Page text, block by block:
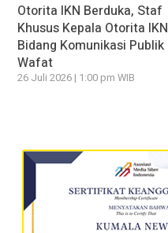
Otorita IKN Berduka, Staf
Khusus Kepala Otorita IKN
Bidang Komunikasi Publik
Wafat
26 Juli 2026 | 1:00 pm WIB